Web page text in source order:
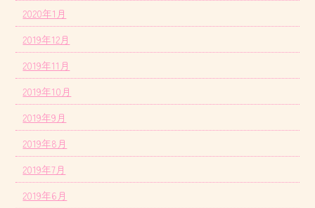
2020年1月
2019年12月
2019年11月
2019年10月
2019年9月
2019年8月
2019年7月
2019年6月